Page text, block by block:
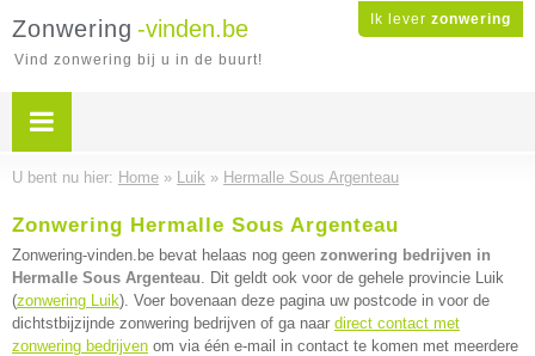
Ik lever zonwering
Zonwering -vinden.be
Vind zonwering bij u in de buurt!
U bent nu hier: Home » Luik » Hermalle Sous Argenteau
Zonwering Hermalle Sous Argenteau
Zonwering-vinden.be bevat helaas nog geen zonwering bedrijven in
Hermalle Sous Argenteau. Dit geldt ook voor de gehele provincie Luik
(zonwering Luik). Voer bovenaan deze pagina uw postcode in voor de
dichtstbijzijnde zonwering bedrijven of ga naar direct contact met
zonwering bedrijven om via één e-mail in contact te komen met meerdere